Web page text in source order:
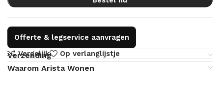
Offerte & legservice aanvragen
Vergelijk
Op verlanglijstje
Verzending
Waarom Arista Wonen